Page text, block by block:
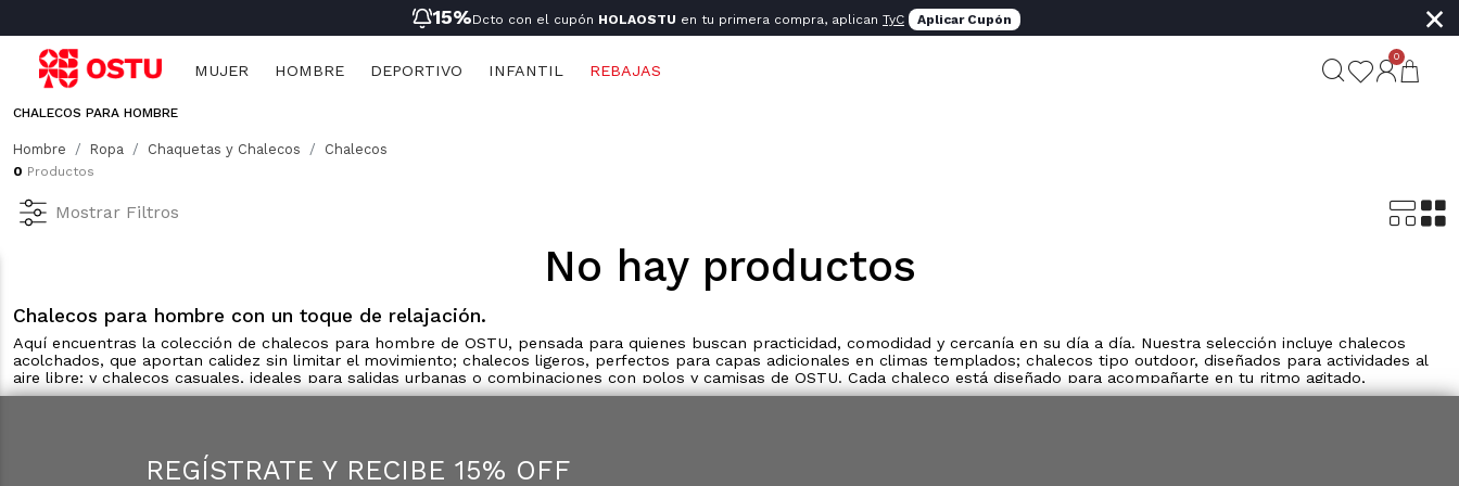
15%Dcto con el cupón HOLAOSTU en tu primera compra, aplican TyC Aplicar Cupón ×
MUJER
Ropa
Nueva Coleccion
Ropa Interior
HOMBRE
Ropa
Nueva Coleccion
Ropa Interior
DEPORTIVO
Mujer
Hombre
INFANTIL
Niñas
Niños
REBAJAS
Mujer
Hombre
Deportivo Hombre
0
CHALECOS PARA HOMBRE
Hombre Ropa Chaquetas y Chalecos Chalecos
0 Productos
Mostrar Filtros
No hay productos
Chalecos para hombre con un toque de relajación.
Aquí encuentras la colección de chalecos para hombre de OSTU, pensada para quienes buscan practicidad, comodidad y cercanía en su día a día. Nuestra selección incluye chalecos
acolchados, que aportan calidez sin limitar el movimiento; chalecos ligeros, perfectos para capas adicionales en climas templados; chalecos tipo outdoor, diseñados para actividades al
aire libre; y chalecos casuales, ideales para salidas urbanas o combinaciones con polos y camisas de OSTU. Cada chaleco está diseñado para acompañarte en tu ritmo agitado,
ofreciendo tejidos resistentes y transpirables, cortes versátiles y la confiabilidad de OSTU: “solo para muchas veces”. Además, se integran fácilmente con pantalones, bermudas o
Los chalecos acolchados proporcionan calidez sin sacrificar comodidad ni movilidad. Son ideales para días fríos o ventosos y se combinan perfectamente con polos de manga larga,
camisetas o chaquetas ligeras de OSTU. Su diseño cercano y casual se adapta a diferentes siluetas, brindando un look práctico y relajado. Además, los tejidos duraderos aseguran que
REGÍSTRATE Y RECIBE 15% OFF